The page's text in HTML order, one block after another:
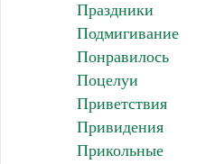
Праздники
Подмигивание
Понравилось
Поцелуи
Приветствия
Привидения
Прикольные